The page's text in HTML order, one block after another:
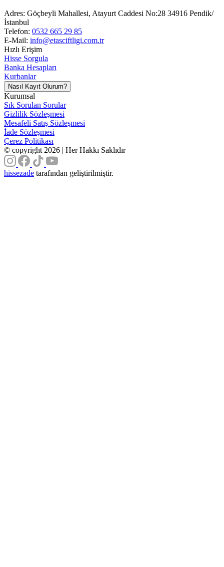
Adres: Göçbeyli Mahallesi, Atayurt Caddesi No:28 34916 Pendik/
İstanbul
Telefon: 0532 665 29 85
E-Mail: info@etasciftligi.com.tr
Hızlı Erişim
Hisse Sorgula
Banka Hesapları
Kurbanlar
Nasıl Kayıt Olurum?
Kurumsal
Sık Sorulan Sorular
Gizlilik Sözleşmesi
Mesafeli Satış Sözleşmesi
İade Sözleşmesi
Çerez Politikası
© copyright 2026 | Her Hakkı Saklıdır
hissezade tarafından geliştirilmiştir.